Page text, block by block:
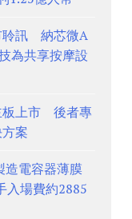
聆訊 納芯微A
為共享按摩設
板上市 後者專
案
造電容器薄膜
場費約2885